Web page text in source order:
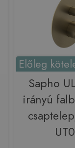
Előleg
Sapho
irányú